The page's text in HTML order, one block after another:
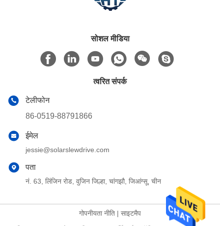
सोशल मीडिया
त्वरित संपर्क
टेलीफोन
86-0519-88791866
ईमेल
jessie@solarslewdrive.com
पता
नं. 63, लिंजिन रोड, वुजिन जिल्हा, चांगझौ, जिआंग्सू, चीन
गोपनीयता नीति | साइटमैप